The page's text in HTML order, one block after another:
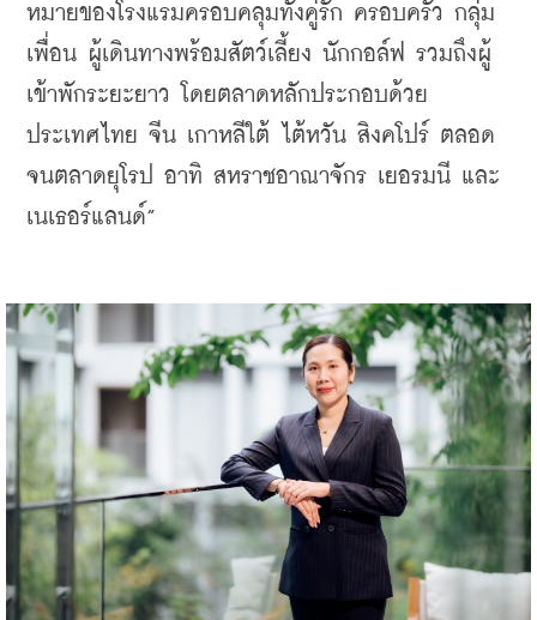
หมายของโรงแรมครอบคลุมทั้งคู่รัก ครอบครัว กลุ่ม
เพื่อน ผู้เดินทางพร้อมสัตว์เลี้ยง นักกอล์ฟ รวมถึงผู้
เข้าพักระยะยาว โดยตลาดหลักประกอบด้วย
ประเทศไทย จีน เกาหลีใต้ ไต้หวัน สิงคโปร์ ตลอด
จนตลาดยุโรป อาทิ สหราชอาณาจักร เยอรมนี และ
เนเธอร์แลนด์”